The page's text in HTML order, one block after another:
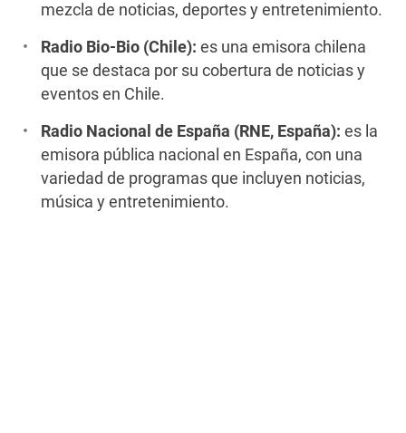
mezcla de noticias, deportes y entretenimiento.
Radio Bio-Bio (Chile): es una emisora chilena
que se destaca por su cobertura de noticias y
eventos en Chile.
Radio Nacional de España (RNE, España): es la
emisora pública nacional en España, con una
variedad de programas que incluyen noticias,
música y entretenimiento.